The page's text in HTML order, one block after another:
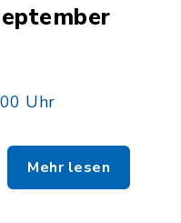
Uhr
Mehr lesen